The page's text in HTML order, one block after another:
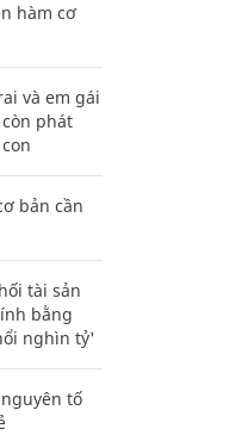
hàm cơ
và em gái
phát
bản cần
tài sản
bằng
nghìn tỷ'
tố